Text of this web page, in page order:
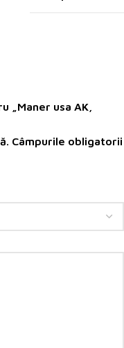
„Maner usa AK,
Câmpurile obligatorii